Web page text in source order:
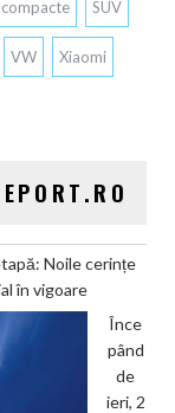
SUV
VW Xiaomi
Noile cerințe
în vigoare
Înce
pând
de
ieri, 2